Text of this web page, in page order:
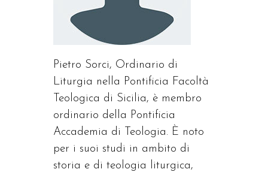
Pietro Sorci, Ordinario di
Liturgia nella Pontificia Facoltà
Teologica di Sicilia, è membro
ordinario della Pontificia
Accademia di Teologia. È noto
per i suoi studi in ambito di
storia e di teologia liturgica,